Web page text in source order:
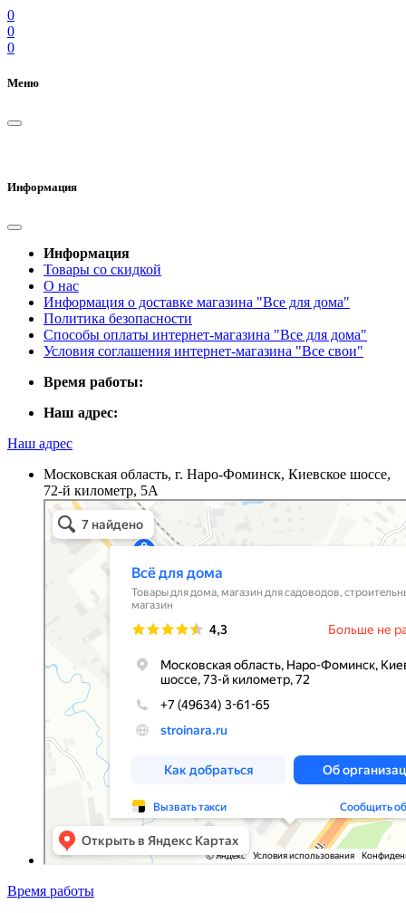
0
0
0
Меню
Информация
Информация
Товары со скидкой
О нас
Информация о доставке магазина "Все для дома"
Политика безопасности
Способы оплаты интернет-магазина "Все для дома"
Условия соглашения интернет-магазина "Все свои"
Время работы:
Наш адрес:
Наш адрес
Московская область, г. Наро-Фоминск, Киевское шоссе,
72-й километр, 5А
Время работы